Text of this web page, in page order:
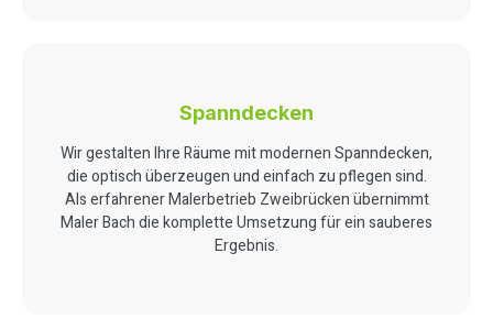
Spanndecken
Wir gestalten Ihre Räume mit modernen Spanndecken,
die optisch überzeugen und einfach zu pflegen sind.
Als erfahrener Malerbetrieb Zweibrücken übernimmt
Maler Bach die komplette Umsetzung für ein sauberes
Ergebnis.